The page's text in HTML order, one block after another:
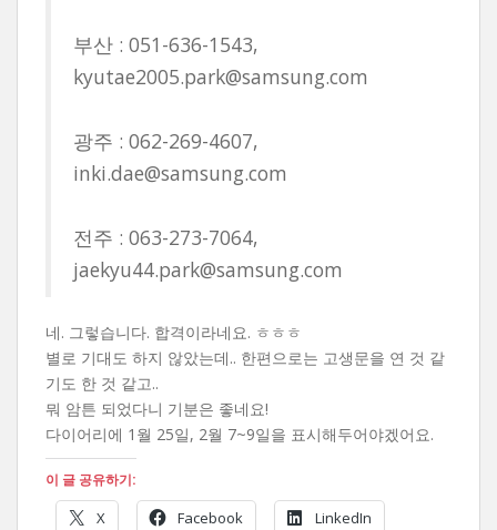
부산 : 051-636-1543,
kyutae2005.park@samsung.com
광주 : 062-269-4607,
inki.dae@samsung.com
전주 : 063-273-7064,
jaekyu44.park@samsung.com
네. 그렇습니다. 합격이라네요. ㅎㅎㅎ
별로 기대도 하지 않았는데.. 한편으로는 고생문을 연 것 같
기도 한 것 같고..
뭐 암튼 되었다니 기분은 좋네요!
다이어리에 1월 25일, 2월 7~9일을 표시해두어야겠어요.
이 글 공유하기:
X Facebook LinkedIn